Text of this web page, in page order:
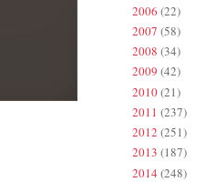
2006 (22)
2007 (58)
2008 (34)
2009 (42)
2010(21)
2011 (237)
2012 (251)
2013 (187)
2014 (248)